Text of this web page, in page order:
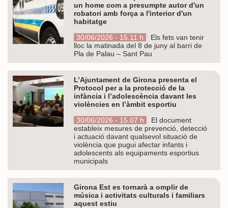
un home com a presumpte autor d'un
robatori amb força a l'interior d'un
habitatge
30/06/2026 - 15.11 h
Els fets van tenir
lloc la matinada del 8 de juny al barri de
Pla de Palau – Sant Pau
L’Ajuntament de Girona presenta el
Protocol per a la protecció de la
infància i l’adolescència davant les
violències en l’àmbit esportiu
30/06/2026 - 15.07 h
El document
estableix mesures de prevenció, detecció
i actuació davant qualsevol situació de
violència que pugui afectar infants i
adolescents als equipaments esportius
municipals
Girona Est es tornarà a omplir de
música i activitats culturals i familiars
aquest estiu